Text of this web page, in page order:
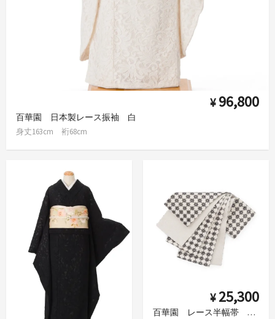
¥ 96,800
百華園 日本製レース振袖 白
身丈163cm 裄68cm
¥ 25,300
百華園 レース半幅帯 雲花